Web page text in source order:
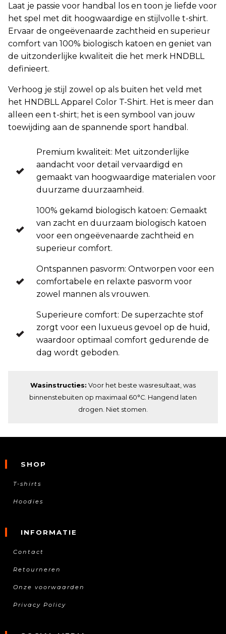
Laat je passie voor handbal los en toon je liefde voor
het spel met dit hoogwaardige en stijlvolle t-shirt.
Ervaar de ongeëvenaarde zachtheid en superieur
comfort van 100% biologisch katoen en geniet van
de uitzonderlijke kwaliteit die het merk HNDBLL
definieert.
Verhoog je stijl zowel op als buiten het veld met
het HNDBLL Apparel Color T-Shirt. Het is meer dan
alleen een t-shirt; het is een symbool van jouw
toewijding aan de spannende sport handbal.
Premium kwaliteit: Met uitzonderlijke
aandacht voor detail vervaardigd en
gemaakt van hoogwaardige materialen voor
duurzame duurzaamheid.
100% gekamd biologisch katoen: Gemaakt
van zacht en duurzaam biologisch katoen
voor een ongeëvenaarde zachtheid en
superieur comfort.
Ontspannen pasvorm: Ontworpen voor een
comfortabele en relaxte pasvorm voor
zowel mannen als vrouwen.
Superieure comfort: De superzachte stof
zorgt voor een luxueus gevoel op de huid,
waardoor optimaal comfort gedurende de
dag wordt geboden.
Wasinstructies: Voor het beste wasresultaat, was
binnenstebuiten op maximaal 60°C. Hangend laten
drogen. Niet stomen.
SHOP
T-shirts
Hoodies
INFORMATIE
Contact
Retourneren
Onze voorwaarden
Privacy Policy